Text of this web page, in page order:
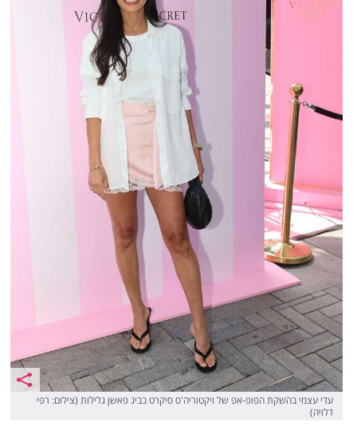
עדי עצמי בהשקת הפופ-אפ של ויקטוריה'ס סיקרט בביג פאשן גלילות (צילום: רפי
דלויה)